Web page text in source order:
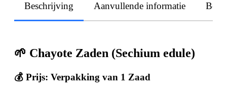
Beschrijving Aanvullende informatie
🌱 Chayote Zaden (Sechium edule)
💰 Prijs: Verpakking van 1 Zaad